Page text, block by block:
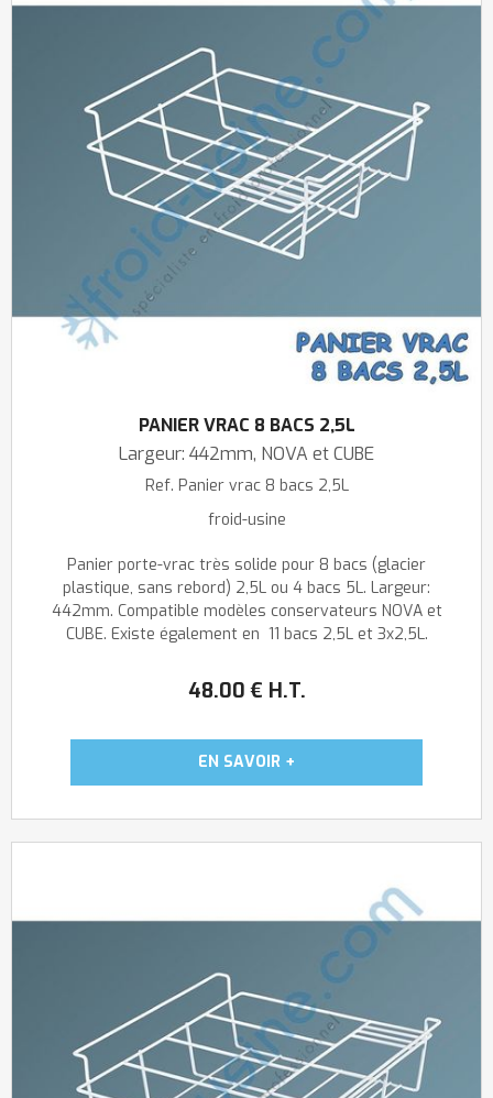
PANIER VRAC 8 BACS 2,5L
Largeur: 442mm, NOVA et CUBE
Ref. Panier vrac 8 bacs 2,5L
froid-usine
48.00 € H.T.
Panier porte-vrac très solide pour 8 bacs (glacier
plastique, sans rebord) 2,5L ou 4 bacs 5L. Largeur:
442mm. Compatible modèles conservateurs NOVA et
CUBE. Existe également en 11 bacs 2,5L et 3x2,5L.